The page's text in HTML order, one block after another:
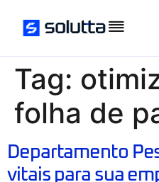
Tag:
folha de
Departamento
vitais para sua